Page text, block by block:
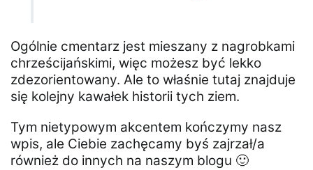
Ogólnie cmentarz jest mieszany z nagrobkami
chrześcijańskimi, więc możesz być lekko
zdezorientowany. Ale to właśnie tutaj znajduje
się kolejny kawałek historii tych ziem.
Tym nietypowym akcentem kończymy nasz
wpis, ale Ciebie zachęcamy byś zajrzał/a
również do innych na naszym blogu 🙂